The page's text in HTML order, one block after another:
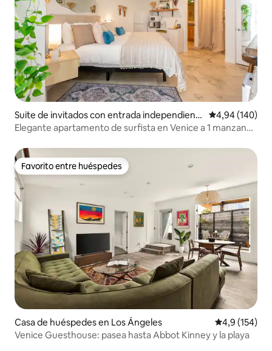
Suite de invitados con entrada independient
e en Marina del Rey
Calificación
4,94 (140)
Elegante apartamento de surfista en Venice a 1 manzana
Favorito entre huéspedes
Favorito entre huéspedes
Casa de huéspedes en Los Ángeles Calificación
4,9 (154)
Venice Guesthouse: pasea hasta Abbot Kinney y la playa